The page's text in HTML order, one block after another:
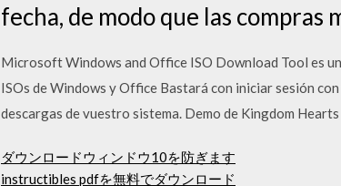
fecha, de modo que las
Microsoft Windows and Office ISO Download Tool es
ISOs de Windows y Office Bastará con iniciar sesión
descargas de vuestro sistema. Demo de Kingdom
ダウンロードウィンドウ10を防ぎます
instructibles pdfを無料でダウンロード